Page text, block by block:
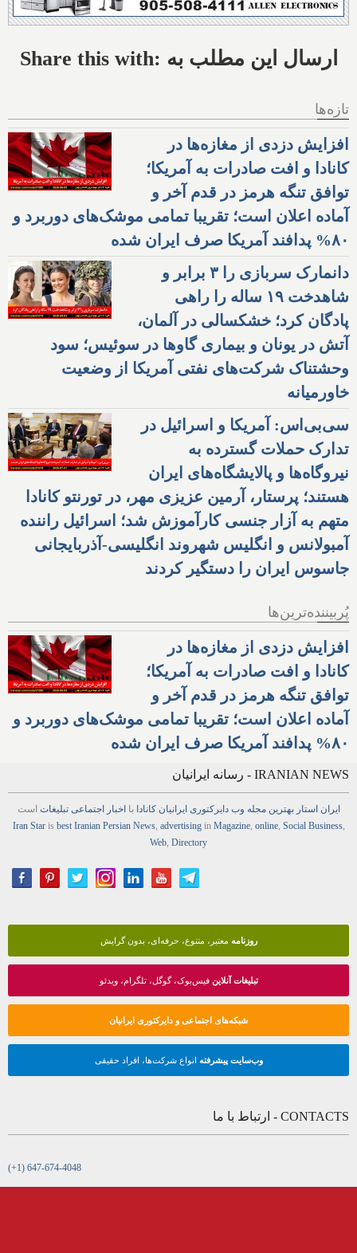
Share this with: ارسال این مطلب به
تازه‌ها
افزایش دزدی از مغازه‌ها در
کانادا و افت صادرات به آمریکا؛
توافق تنگه هرمز در قدم آخر و
آماده اعلان است؛ تقریبا تمامی موشک‌های دوربرد و
۸۰% پدافند آمریکا صرف ایران شده
دانمارک سربازی را ۳ برابر و
شاهدخت ۱۹ ساله را راهی
پادگان کرد؛ خشکسالی در آلمان،
آتش در یونان و بیماری گاوها در سوئیس؛ سود
وحشتناک شرکت‌های نفتی آمریکا از وضعیت
خاورمیانه
سی‌بی‌اس: آمریکا و اسرائیل در
تدارک حملات گسترده به
نیروگاه‌ها و پالایشگاه‌های ایران
هستند؛ پرستار، آرمین عزیزی مهر، در تورنتو کانادا
متهم به آزار جنسی کارآموزش شد؛ اسرائیل راننده
آمبولانس و انگلیس شهروند انگلیسی-آذربایجانی
جاسوس ایران را دستگیر کردند
پُربیننده‌ترین‌ها
افزایش دزدی از مغازه‌ها در
کانادا و افت صادرات به آمریکا؛
توافق تنگه هرمز در قدم آخر و
آماده اعلان است؛ تقریبا تمامی موشک‌های دوربرد و
۸۰% پدافند آمریکا صرف ایران شده
IRANIAN NEWS - رسانه ایرانیان
ایران استار بهترین مجله وب دایرکتوری ایرانیان کانادا با اخبار اجتماعی تبلیغات است
Iran Staris best Iranian Persian News, advertisingin Magazine, online, Social Business,
Web, Directory
روزنامه معتبر، متنوع، حرفه‌ای، بدون گرایش
تبلیغات آنلاینفیس‌بوک، گوگل، تلگرام، ویدئو
شبکه‌های اجتماعی و دایرکتوری ایرانیان
وب‌سایت پیشرفته انواع شرکت‌ها، افراد حقیقی
CONTACTS - ارتباط با ما
(+1) 647-674-4048